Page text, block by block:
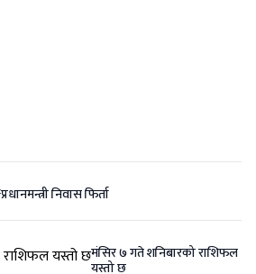
प्रधानमन्त्री निवास फिर्ता
मंसिर ७ गते शनिबारको राशिफल
यस्तो छ